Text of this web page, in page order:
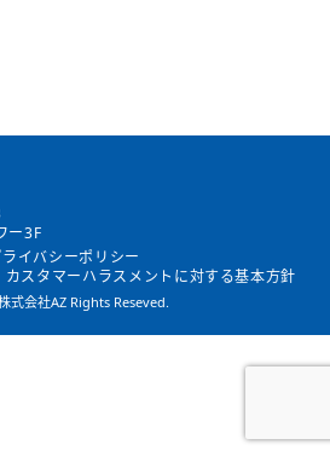
ー3F
イバシーポリシー
カスタマーハラスメントに対する基本方針
式会社AZ Rights Reseved.